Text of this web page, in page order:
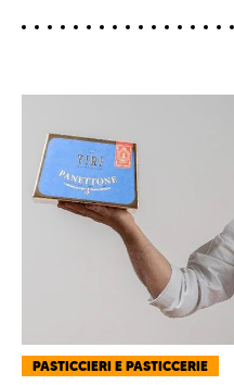
PASTICCIERI E PASTICCERIE